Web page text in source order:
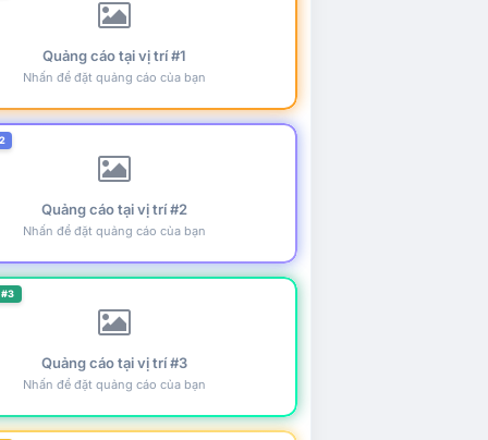
Quảng cáo tại vị trí #1
Nhấn để đặt quảng cáo của bạn
Quảng cáo tại vị trí #2
Nhấn để đặt quảng cáo của bạn
Quảng cáo tại vị trí #3
Nhấn để đặt quảng cáo của bạn